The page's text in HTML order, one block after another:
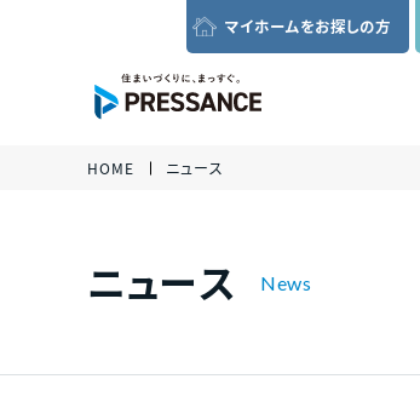
マイホームをお探しの方
グローバルナビゲーション
HOME ニュース
ニュース